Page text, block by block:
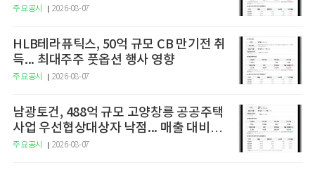
주요공시 2026-08-07
HLB테라퓨틱스, 50억 규모 CB 만기전 취
득... 최대주주 풋옵션 행사 영향
주요공시 2026-08-07
남광토건, 488억 규모 고양창릉 공공주택
사업 우선협상대상자 낙점... 매출 대비
13.6%
주요공시 2026-08-07